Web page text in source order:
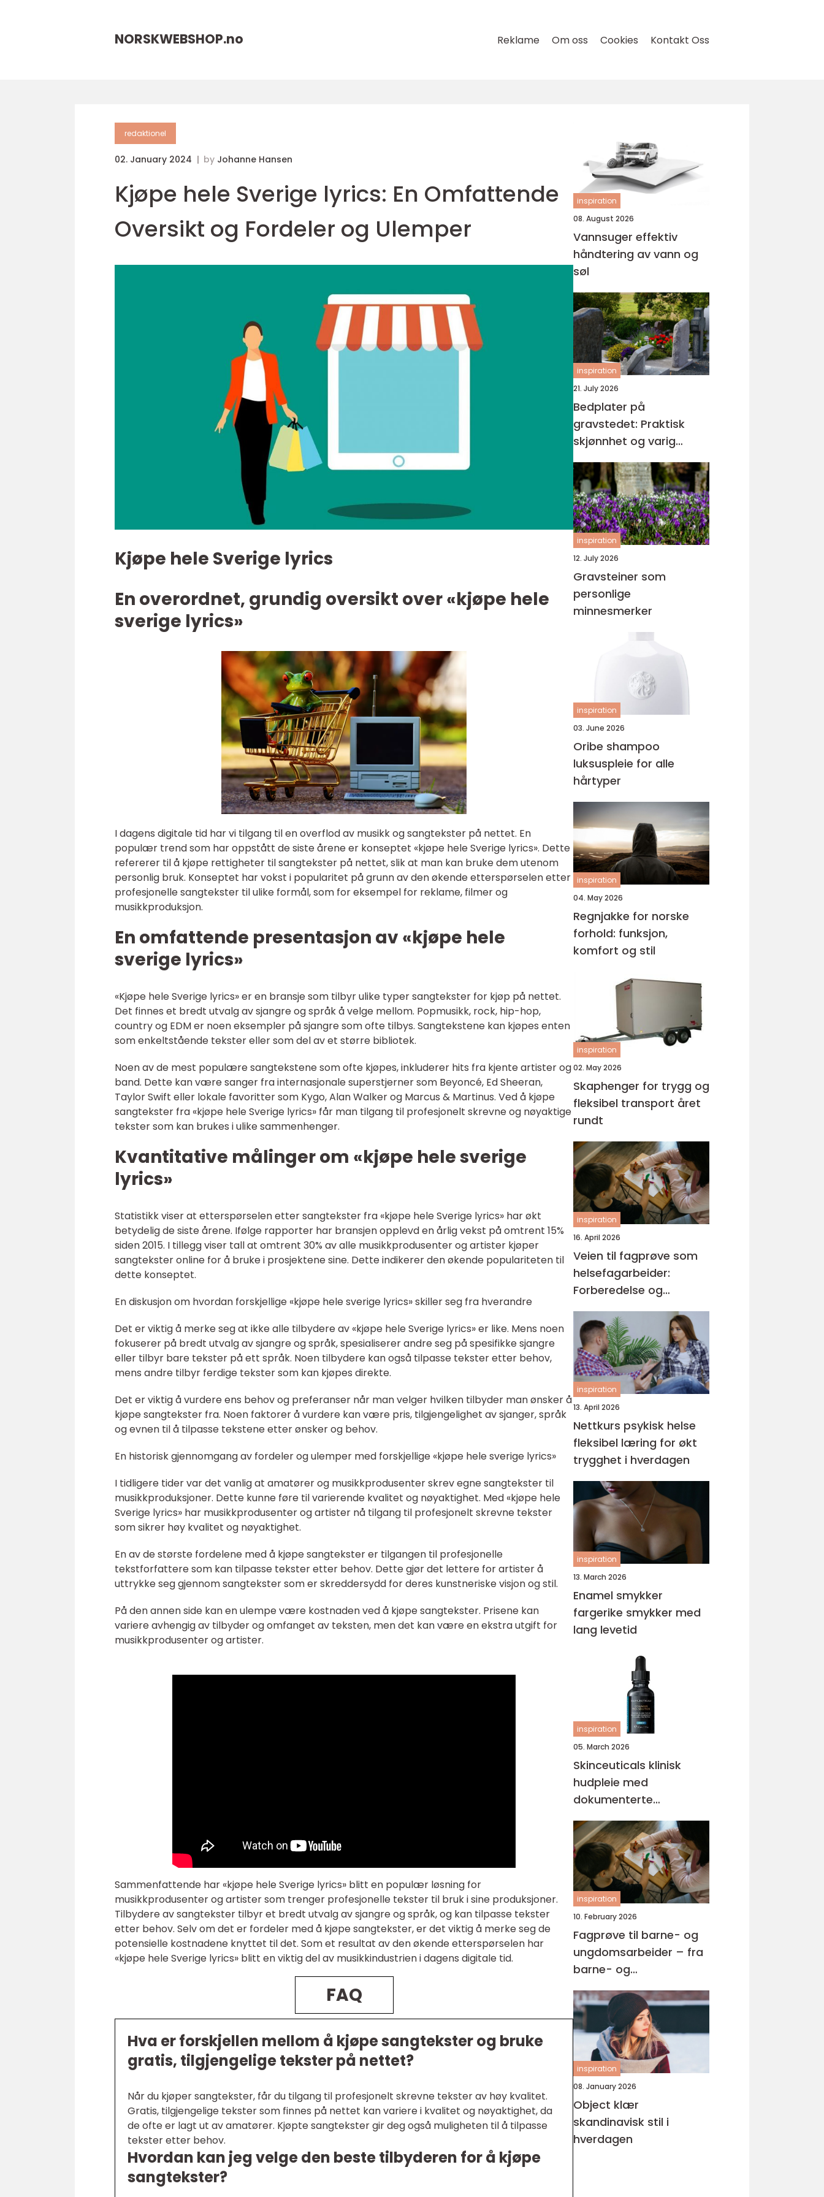
NORSKWEBSHOP.no Reklame Om oss Cookies Kontakt Oss
redaktionel
02. January 2024 by Johanne Hansen
Kjøpe hele Sverige lyrics: En Omfattende
Oversikt og Fordeler og Ulemper
Kjøpe hele Sverige lyrics
En overordnet, grundig oversikt over «kjøpe hele
sverige lyrics»
I dagens digitale tid har vi tilgang til en overflod av musikk og sangtekster på nettet. En
populær trend som har oppstått de siste årene er konseptet «kjøpe hele Sverige lyrics». Dette
refererer til å kjøpe rettigheter til sangtekster på nettet, slik at man kan bruke dem utenom
personlig bruk. Konseptet har vokst i popularitet på grunn av den økende etterspørselen etter
profesjonelle sangtekster til ulike formål, som for eksempel for reklame, filmer og
musikkproduksjon.
En omfattende presentasjon av «kjøpe hele
sverige lyrics»
«Kjøpe hele Sverige lyrics» er en bransje som tilbyr ulike typer sangtekster for kjøp på nettet.
Det finnes et bredt utvalg av sjangre og språk å velge mellom. Popmusikk, rock, hip-hop,
country og EDM er noen eksempler på sjangre som ofte tilbys. Sangtekstene kan kjøpes enten
som enkeltstående tekster eller som del av et større bibliotek.
Noen av de mest populære sangtekstene som ofte kjøpes, inkluderer hits fra kjente artister og
band. Dette kan være sanger fra internasjonale superstjerner som Beyoncé, Ed Sheeran,
Taylor Swift eller lokale favoritter som Kygo, Alan Walker og Marcus & Martinus. Ved å kjøpe
sangtekster fra «kjøpe hele Sverige lyrics» får man tilgang til profesjonelt skrevne og nøyaktige
tekster som kan brukes i ulike sammenhenger.
Kvantitative målinger om «kjøpe hele sverige
lyrics»
Statistikk viser at etterspørselen etter sangtekster fra «kjøpe hele Sverige lyrics» har økt
betydelig de siste årene. Ifølge rapporter har bransjen opplevd en årlig vekst på omtrent 15%
siden 2015. I tillegg viser tall at omtrent 30% av alle musikkprodusenter og artister kjøper
sangtekster online for å bruke i prosjektene sine. Dette indikerer den økende populariteten til
dette konseptet.
En diskusjon om hvordan forskjellige «kjøpe hele sverige lyrics» skiller seg fra hverandre
Det er viktig å merke seg at ikke alle tilbydere av «kjøpe hele Sverige lyrics» er like. Mens noen
fokuserer på bredt utvalg av sjangre og språk, spesialiserer andre seg på spesifikke sjangre
eller tilbyr bare tekster på ett språk. Noen tilbydere kan også tilpasse tekster etter behov,
mens andre tilbyr ferdige tekster som kan kjøpes direkte.
Det er viktig å vurdere ens behov og preferanser når man velger hvilken tilbyder man ønsker å
kjøpe sangtekster fra. Noen faktorer å vurdere kan være pris, tilgjengelighet av sjanger, språk
og evnen til å tilpasse tekstene etter ønsker og behov.
En historisk gjennomgang av fordeler og ulemper med forskjellige «kjøpe hele sverige lyrics»
I tidligere tider var det vanlig at amatører og musikkprodusenter skrev egne sangtekster til
musikkproduksjoner. Dette kunne føre til varierende kvalitet og nøyaktighet. Med «kjøpe hele
Sverige lyrics» har musikkprodusenter og artister nå tilgang til profesjonelt skrevne tekster
som sikrer høy kvalitet og nøyaktighet.
En av de største fordelene med å kjøpe sangtekster er tilgangen til profesjonelle
tekstforfattere som kan tilpasse tekster etter behov. Dette gjør det lettere for artister å
uttrykke seg gjennom sangtekster som er skreddersydd for deres kunstneriske visjon og stil.
På den annen side kan en ulempe være kostnaden ved å kjøpe sangtekster. Prisene kan
variere avhengig av tilbyder og omfanget av teksten, men det kan være en ekstra utgift for
musikkprodusenter og artister.
Sammenfattende har «kjøpe hele Sverige lyrics» blitt en populær løsning for
musikkprodusenter og artister som trenger profesjonelle tekster til bruk i sine produksjoner.
Tilbydere av sangtekster tilbyr et bredt utvalg av sjangre og språk, og kan tilpasse tekster
etter behov. Selv om det er fordeler med å kjøpe sangtekster, er det viktig å merke seg de
potensielle kostnadene knyttet til det. Som et resultat av den økende etterspørselen har
«kjøpe hele Sverige lyrics» blitt en viktig del av musikkindustrien i dagens digitale tid.
FAQ
Hva er forskjellen mellom å kjøpe sangtekster og bruke
gratis, tilgjengelige tekster på nettet?
Når du kjøper sangtekster, får du tilgang til profesjonelt skrevne tekster av høy kvalitet.
Gratis, tilgjengelige tekster som finnes på nettet kan variere i kvalitet og nøyaktighet, da
de ofte er lagt ut av amatører. Kjøpte sangtekster gir deg også muligheten til å tilpasse
tekster etter behov.
Hvordan kan jeg velge den beste tilbyderen for å kjøpe
sangtekster?
inspiration
08. August 2026
Vannsuger effektiv
håndtering av vann og
søl
inspiration
21. July 2026
Bedplater på
gravstedet: Praktisk
skjønnhet og varig
orden
inspiration
12. July 2026
Gravsteiner som
personlige
minnesmerker
inspiration
03. June 2026
Oribe shampoo
luksuspleie for alle
hårtyper
inspiration
04. May 2026
Regnjakke for norske
forhold: funksjon,
komfort og stil
inspiration
02. May 2026
Skaphenger for trygg og
fleksibel transport året
rundt
inspiration
16. April 2026
Veien til fagprøve som
helsefagarbeider:
Forberedelse og
kompetansemål
inspiration
13. April 2026
Nettkurs psykisk helse
fleksibel læring for økt
trygghet i hverdagen
inspiration
13. March 2026
Enamel smykker
fargerike smykker med
lang levetid
inspiration
05. March 2026
Skinceuticals klinisk
hudpleie med
dokumenterte
resultater
inspiration
10. February 2026
Fagprøve til barne- og
ungdomsarbeider – fra
barne- og
ungdsomarbeiderfaget
VG2 til fagbrev
inspiration
08. January 2026
Object klær
skandinavisk stil i
hverdagen